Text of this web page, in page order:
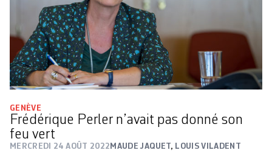
GENÈVE
Frédérique Perler n’avait pas donné son
feu vert
MERCREDI 24 AOÛT 2022 MAUDE JAQUET, LOUIS VILADENT